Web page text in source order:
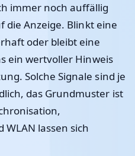
immer noch auffällig
die Anzeige. Blinkt eine
oder bleibt eine
ein wertvoller Hinweis
Solche Signale sind je
das Grundmuster ist
lassen sich